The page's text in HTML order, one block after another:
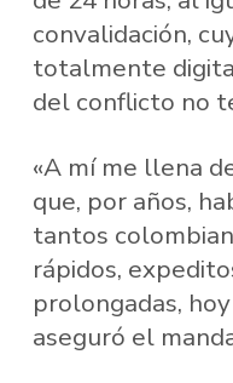
convalidación,
totalmente
del conflicto no
«A mí me llena
que, por años,
tantos
rápidos,
prolongadas,
aseguró el